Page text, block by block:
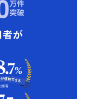
万件
突破